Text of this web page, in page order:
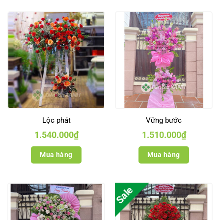
Lộc phát
1.540.000₫
Mua hàng
Vững bước
1.510.000₫
Mua hàng
Sale